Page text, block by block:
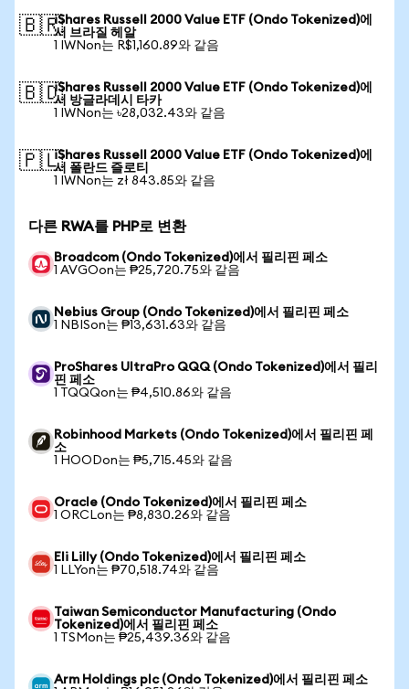
🇧🇷iShares Russell 2000 Value ETF (Ondo Tokenized)에
서 브라질 헤알
1 IWNon는 R$1,160.89와 같음
🇧🇩iShares Russell 2000 Value ETF (Ondo Tokenized)에
서 방글라데시 타카
1 IWNon는 ৳28,032.43와 같음
🇵🇱iShares Russell 2000 Value ETF (Ondo Tokenized)에
서 폴란드 즐로티
1 IWNon는 zł 843.85와 같음
다른 RWA를 PHP로 변환
Broadcom (Ondo Tokenized)에서 필리핀 페소
1 AVGOon는 ₱25,720.75와 같음
Nebius Group (Ondo Tokenized)에서 필리핀 페소
1 NBISon는 ₱13,631.63와 같음
ProShares UltraPro QQQ (Ondo Tokenized)에서 필리
핀 페소
1 TQQQon는 ₱4,510.86와 같음
Robinhood Markets (Ondo Tokenized)에서 필리핀 페
소
1 HOODon는 ₱5,715.45와 같음
Oracle (Ondo Tokenized)에서 필리핀 페소
1 ORCLon는 ₱8,830.26와 같음
Eli Lilly (Ondo Tokenized)에서 필리핀 페소
1 LLYon는 ₱70,518.74와 같음
Taiwan Semiconductor Manufacturing (Ondo
Tokenized)에서 필리핀 페소
1 TSMon는 ₱25,439.36와 같음
Arm Holdings plc (Ondo Tokenized)에서 필리핀 페소